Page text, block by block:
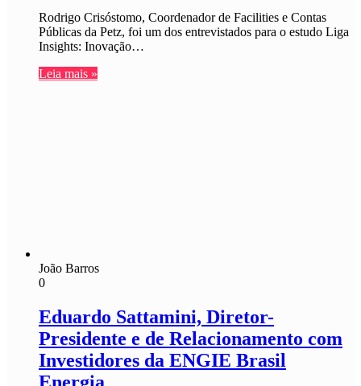
Rodrigo Crisóstomo, Coordenador de Facilities e Contas
Públicas da Petz, foi um dos entrevistados para o estudo Liga
Insights: Inovação…
Leia mais »
com Investidores da ENGIE Brasil Energia, foi um dos
entrevistados para o estudo Liga…
Leia mais »
Patrocínio: